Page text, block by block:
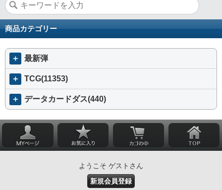
商品カテゴリー
＋ 最新弾
＋ TCG(11353)
＋ データカードダス(440)
ようこそ ゲストさん
新規会員登録